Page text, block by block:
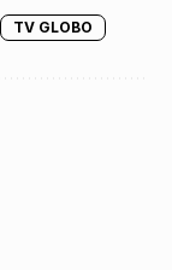
TV GLOBO